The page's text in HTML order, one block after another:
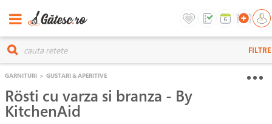
FILTRE
GARNITURI > GUSTARI & APERITIVE
Rösti cu varza si branza - By
KitchenAid